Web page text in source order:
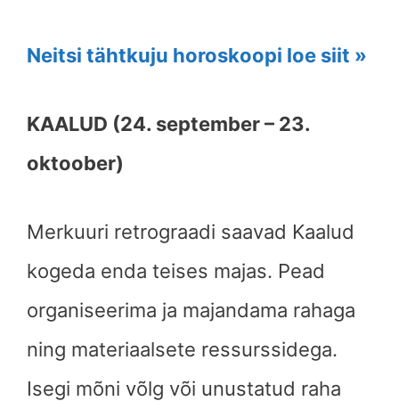
Neitsi tähtkuju horoskoopi loe siit »
KAALUD (24. september – 23.
oktoober)
Merkuuri retrograadi saavad Kaalud
kogeda enda teises majas. Pead
organiseerima ja majandama rahaga
ning materiaalsete ressurssidega.
Isegi mõni võlg või unustatud raha